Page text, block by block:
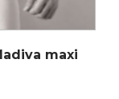
maxi